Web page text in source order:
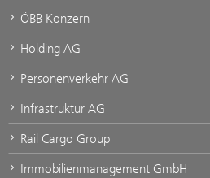
ÖBB Konzern
Holding AG
Personenverkehr AG
Infrastruktur AG
Rail Cargo Group
Immobilienmanagement GmbH